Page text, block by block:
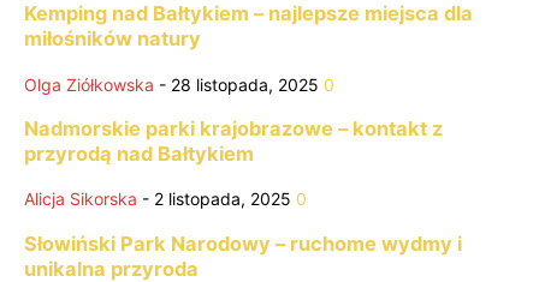
Kemping nad Bałtykiem – najlepsze miejsca dla
miłośników natury
Olga Ziółkowska - 28 listopada, 2025 0
Nadmorskie parki krajobrazowe – kontakt z
przyrodą nad Bałtykiem
Alicja Sikorska - 2 listopada, 2025 0
Słowiński Park Narodowy – ruchome wydmy i
unikalna przyroda